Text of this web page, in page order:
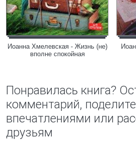
Иоанна Хмелевская - Жизнь (не)
вполне спокойная
Понравилась книга?
комментарий,
впечатлениями или
друзьям